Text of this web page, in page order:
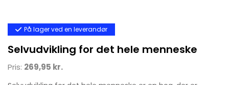
På lager ved en leverandør
Selvudvikling for det hele menneske
Pris: 269,95 kr.